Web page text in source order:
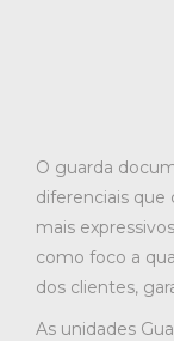
O guarda
diferenciais
mais
como foco a
dos clientes,
As unidades